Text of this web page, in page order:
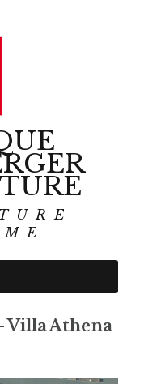
Villa Athena